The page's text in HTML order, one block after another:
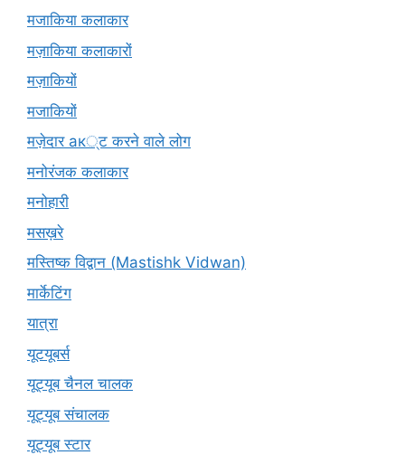
मजाकिया कलाकार
मज़ाकिया कलाकारों
मज़ाकियों
मजाकियों
मज़ेदार ак्ट करने वाले लोग
मनोरंजक कलाकार
मनोहारी
मसख़रे
मस्तिष्क विद्वान (Mastishk Vidwan)
मार्केटिंग
यात्रा
यूटयूबर्स
यूट्यूब चैनल चालक
यूट्यूब संचालक
यूट्यूब स्टार